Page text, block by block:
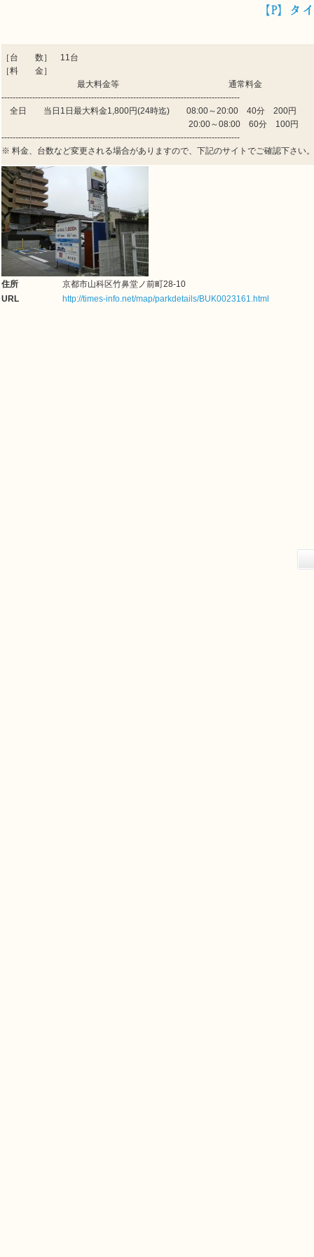
【P】
［台 数］ 11台
［料 金］
最大料金等 通常料金
-------------------------------------------------------------------------------------
全日 当日1日最大料金1,800円(24時迄) 08:00～20:00 40分 200円
20:00～08:00 60分 100
-------------------------------------------------------------------------------------
※ 料金、台数など変更される場合がありますので、下記のサイトでご確認下さい。
住所
京都市山科区竹鼻堂ノ前町28-10
URL
http://times-info.net/map/parkdetails/BUK0023161.html